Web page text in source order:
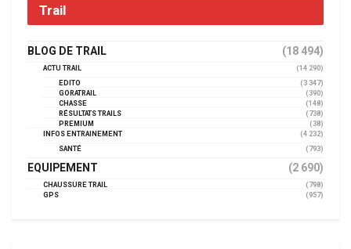
Trail
BLOG DE TRAIL (18 494)
ACTU TRAIL
(14 290)
EDITO
(3 347)
GORATRAIL
(390)
CHASSE
(148)
RÉSULTATS TRAILS
(738)
PREMIUM
(38)
INFOS ENTRAINEMENT
(4 232)
SANTÉ
(793)
EQUIPEMENT (2 690)
CHAUSSURE TRAIL
(798)
GPS
(957)